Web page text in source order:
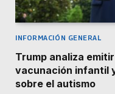
INFORMACIÓN GENERAL
Trump analiza
vacunación infantil
sobre el autismo